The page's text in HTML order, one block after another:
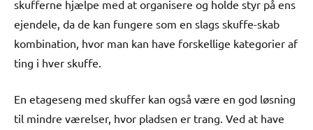
skufferne hjælpe med at organisere og holde styr på ens
ejendele, da de kan fungere som en slags skuffe-skab
kombination, hvor man kan have forskellige kategorier af
ting i hver skuffe.
En etageseng med skuffer kan også være en god løsning
til mindre værelser, hvor pladsen er trang. Ved at have